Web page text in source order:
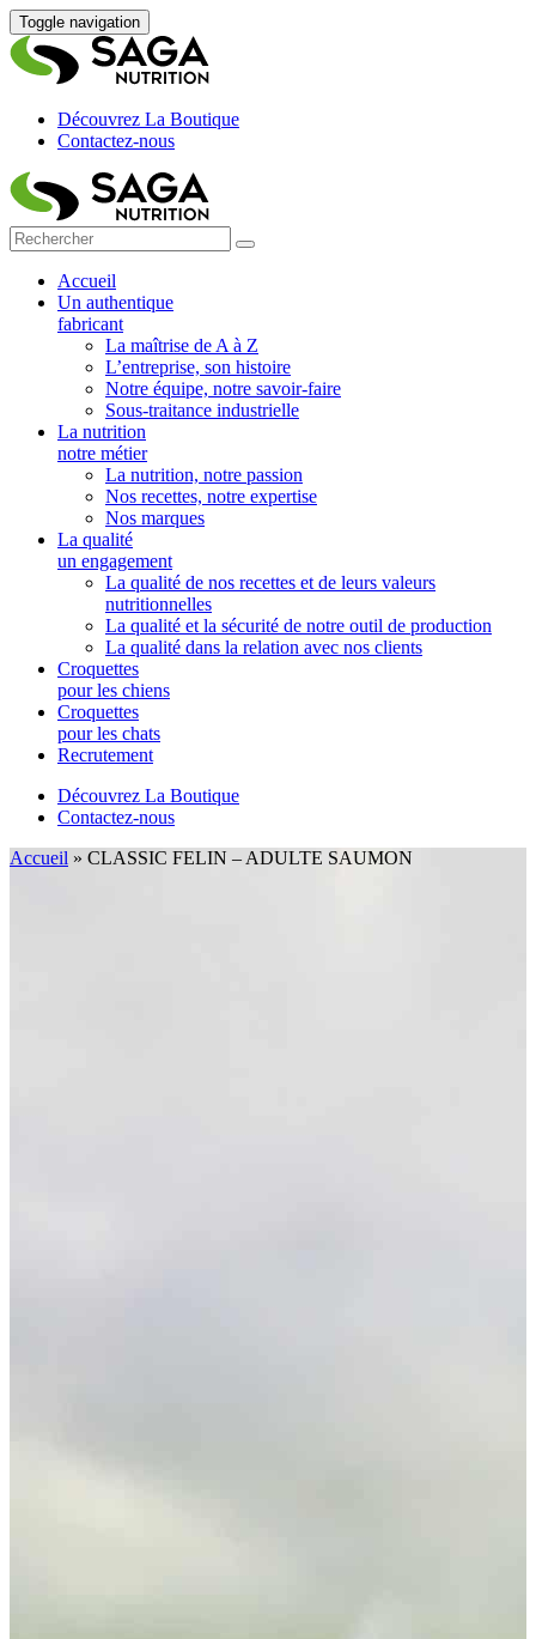
Toggle navigation
Découvrez La Boutique
Contactez-nous
Accueil
Un authentique
fabricant
La maîtrise de A à Z
L’entreprise, son histoire
Notre équipe, notre savoir-faire
Sous-traitance industrielle
La nutrition
notre métier
La nutrition, notre passion
Nos recettes, notre expertise
Nos marques
La qualité
un engagement
La qualité de nos recettes et de leurs valeurs
nutritionnelles
La qualité et la sécurité de notre outil de production
La qualité dans la relation avec nos clients
Croquettes
pour les chiens
Croquettes
pour les chats
Recrutement
Découvrez La Boutique
Contactez-nous
Accueil » CLASSIC FELIN – ADULTE SAUMON